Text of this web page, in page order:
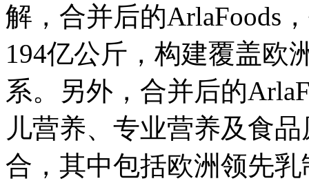
解，合并后的ArlaFoods
194亿公斤，构建覆盖欧
系。另外，合并后的
儿营养、专业营养及食
合，其中包括欧洲领先